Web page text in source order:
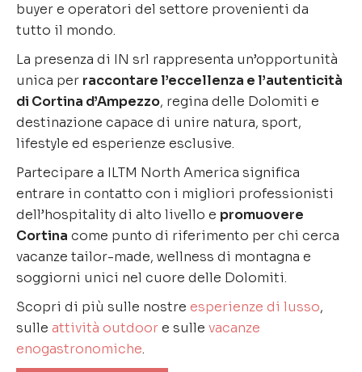
buyer e operatori del settore provenienti da
tutto il mondo.
La presenza di IN srl rappresenta un’opportunità
unica per raccontare l’eccellenza e l’autenticità
di Cortina d’Ampezzo, regina delle Dolomiti e
destinazione capace di unire natura, sport,
lifestyle ed esperienze esclusive.
Partecipare a ILTM North America significa
entrare in contatto con i migliori professionisti
dell’hospitality di alto livello e promuovere
Cortina come punto di riferimento per chi cerca
vacanze tailor-made, wellness di montagna e
soggiorni unici nel cuore delle Dolomiti.
Scopri di più sulle nostre esperienze di lusso,
sulle attività outdoore sulle vacanze
enogastronomiche.